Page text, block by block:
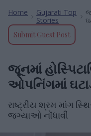
Home
Gujarati Top
Stories
Submit Guest Post
જૂનમાં
ઓપનિંગમાં
રાષ્ટ્રીય શ્રમ માંગ
જગ્યાઓ નોંધાવી